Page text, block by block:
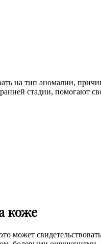
на тип аномалии,
стадии, помогают
коже
может